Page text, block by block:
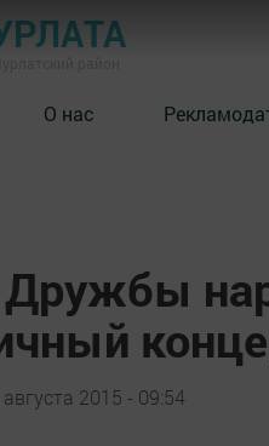
О нас
2015 - 09:54